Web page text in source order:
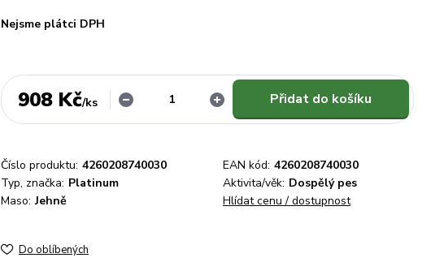
Nejsme plátci DPH
908 Kč/ks Přidat do košíku
Číslo produktu: 4260208740030 EAN kód: 4260208740030
Typ, značka: Platinum Aktivita/věk: Dospělý pes
Maso: Jehně Hlídat cenu / dostupnost
Do oblíbených